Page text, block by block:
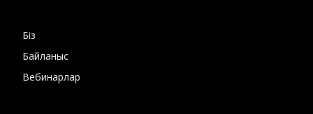
Біз
Байланыс
Вебинарлар